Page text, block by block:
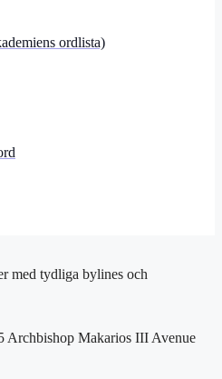
ordlista)
med tydliga bylines och
Archbishop Makarios III Avenue